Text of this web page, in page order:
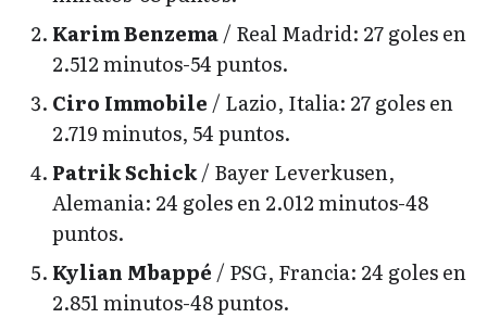
Karim Benzema/ Real Madrid: 27 goles en
2.512 minutos-54 puntos.
Ciro Immobile / Lazio, Italia: 27 goles en
2.719 minutos, 54 puntos.
Patrik Schick/ Bayer Leverkusen,
Alemania: 24 goles en 2.012 minutos-48
puntos.
Kylian Mbappé / PSG, Francia: 24 goles en
2.851 minutos-48 puntos.